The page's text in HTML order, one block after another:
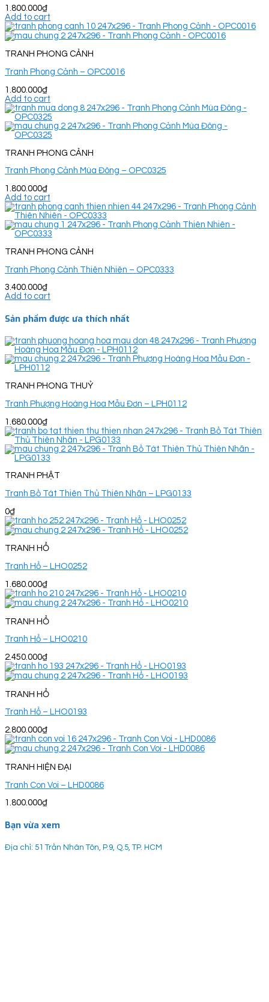
1.800.000₫
Add to cart
TRANH PHONG CẢNH
Tranh Phong Cảnh – OPC0016
1.800.000₫
Add to cart
TRANH PHONG CẢNH
Tranh Phong Cảnh Mùa Đông – OPC0325
1.800.000₫
Add to cart
TRANH PHONG CẢNH
Tranh Phong Cảnh Thiên Nhiên – OPC0333
3.400.000₫
Add to cart
Sản phẩm được ưa thích nhất
TRANH PHONG THUỶ
Tranh Phượng Hoàng Hoa Mẫu Đơn – LPH0112
1.680.000₫
TRANH PHẬT
Tranh Bồ Tát Thiên Thủ Thiên Nhãn – LPG0133
0₫
TRANH HỔ
Tranh Hổ – LHO0252
1.680.000₫
TRANH HỔ
Tranh Hổ – LHO0210
2.450.000₫
TRANH HỔ
Tranh Hổ – LHO0193
2.800.000₫
TRANH HIỆN ĐẠI
Tranh Con Voi – LHD0086
1.800.000₫
Bạn vừa xem
Địa chỉ: 51 Trần Nhân Tôn, P.9, Q.5, TP. HCM